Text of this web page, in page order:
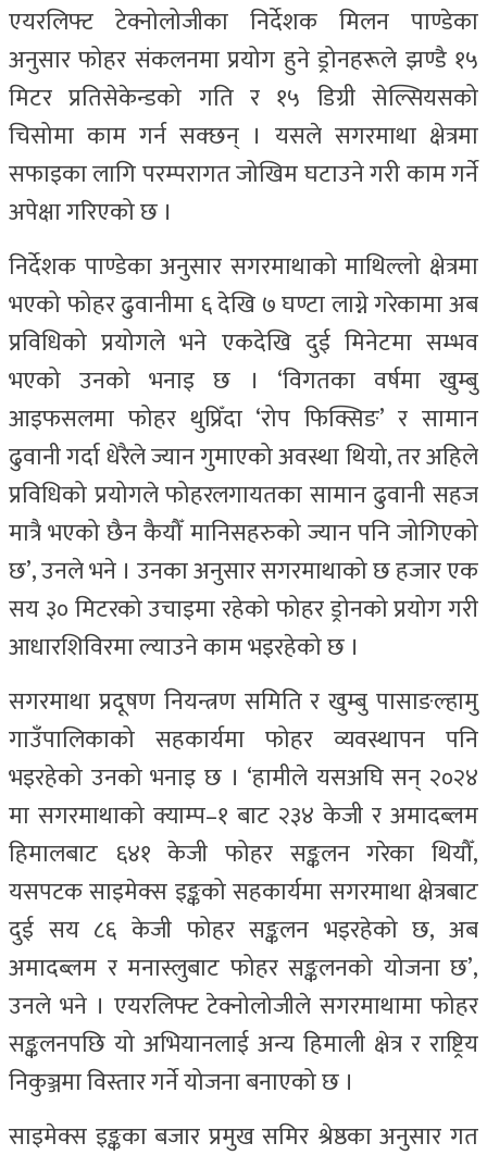
एयरलिफ्ट टेक्नोलोजीका निर्देशक मिलन पाण्डेका
अनुसार फोहर संकलनमा प्रयोग हुने ड्रोनहरूले झण्डै १५
मिटर प्रतिसेकेन्डको गति र १५ डिग्री सेल्सियसको
चिसोमा काम गर्न सक्छन् । यसले सगरमाथा क्षेत्रमा
सफाइका लागि परम्परागत जोखिम घटाउने गरी काम गर्ने
अपेक्षा गरिएको छ ।
निर्देशक पाण्डेका अनुसार सगरमाथाको माथिल्लो क्षेत्रमा
भएको फोहर ढुवानीमा ६ देखि ७ घण्टा लाग्ने गरेकामा अब
प्रविधिको प्रयोगले भने एकदेखि दुई मिनेटमा सम्भव
भएको उनको भनाइ छ । ‘विगतका वर्षमा खुम्बु
आइफसलमा फोहर थुप्रिँदा ‘रोप फिक्सिङ’ र सामान
ढुवानी गर्दा धेरैले ज्यान गुमाएको अवस्था थियो, तर अहिले
प्रविधिको प्रयोगले फोहरलगायतका सामान ढुवानी सहज
मात्रै भएको छैन कैयौँ मानिसहरुको ज्यान पनि जोगिएको
छ’, उनले भने । उनका अनुसार सगरमाथाको छ हजार एक
सय ३० मिटरको उचाइमा रहेको फोहर ड्रोनको प्रयोग गरी
आधारशिविरमा ल्याउने काम भइरहेको छ ।
सगरमाथा प्रदूषण नियन्त्रण समिति र खुम्बु पासाङल्हामु
गाउँपालिकाको सहकार्यमा फोहर व्यवस्थापन पनि
भइरहेको उनको भनाइ छ । ‘हामीले यसअघि सन् २०२४
मा सगरमाथाको क्याम्प–१ बाट २३४ केजी र अमादब्लम
हिमालबाट ६४१ केजी फोहर सङ्कलन गरेका थियौँ,
यसपटक साइमेक्स इङ्कको सहकार्यमा सगरमाथा क्षेत्रबाट
दुई सय ८६ केजी फोहर सङ्कलन भइरहेको छ, अब
अमादब्लम र मनास्लुबाट फोहर सङ्कलनको योजना छ’,
उनले भने । एयरलिफ्ट टेक्नोलोजीले सगरमाथामा फोहर
सङ्कलनपछि यो अभियानलाई अन्य हिमाली क्षेत्र र राष्ट्रिय
निकुञ्जमा विस्तार गर्ने योजना बनाएको छ ।
साइमेक्स इङ्कका बजार प्रमुख समिर श्रेष्ठका अनुसार गत